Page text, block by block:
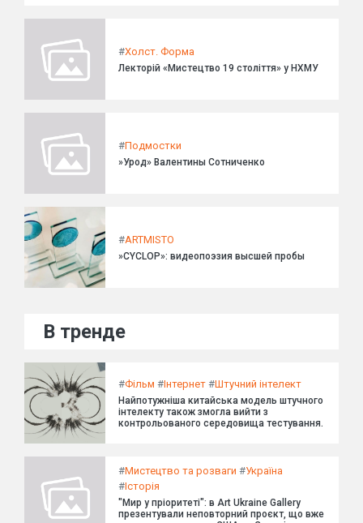
#Холст. Форма
Лекторій «Мистецтво 19 століття» у НХМУ
#Подмостки
»Урод» Валентины Сотниченко
#ARTMISTO
»CYCLOP»: видеопоэзия высшей пробы
В тренде
#Фільм #Інтернет #Штучний інтелект
Найпотужніша китайська модель штучного
інтелекту також змогла вийти з
контрольованого середовища тестування.
#Мистецтво та розваги #Україна
#Історія
"Мир у пріоритеті": в Art Ukraine Gallery
презентували неповторний проєкт, що вже